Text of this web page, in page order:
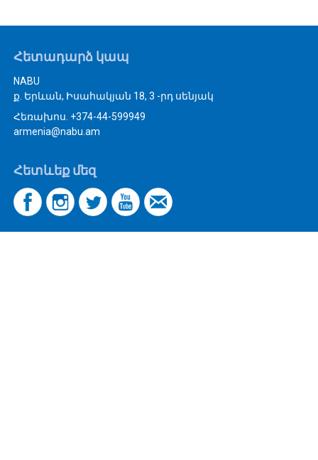
Հետադարձ կապ
NABU
ք. Երևան, Իսահակյան 18, 3 -րդ սենյակ
Հեռախոս. +374-44-599949
armenia@nabu.am
Հետևեք մեզ